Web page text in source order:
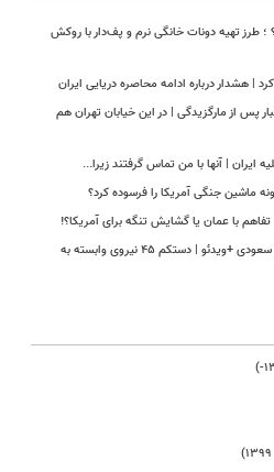
طرز تهیه دونات خانگی نرم و پف‌دار با روکش
| هشدار درباره ادامه محاصره دریایی ایران
پس از مارگزیدگی | در این خیابان تهران هم
ایران | آنها با من تماس گرفتند زیرا...
ماشین جنگی آمریکا را فرسوده کرد؟
با عمان یا گشایش تنگه برای آمریکا؟!
ضربه کوبنده انصارالله به مزدوران سعودی +ویدئو | دستکم ۴۵ نیروی وابسته به